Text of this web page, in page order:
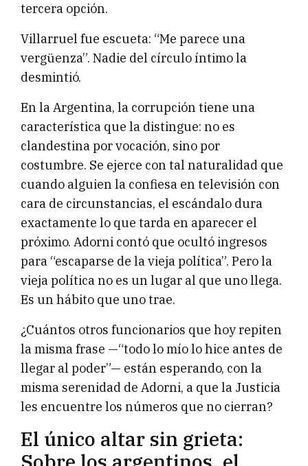
tercera opción.
Villarruel fue escueta: “Me parece una
vergüenza”. Nadie del círculo íntimo la
desmintió.
En la Argentina, la corrupción tiene una
característica que la distingue: no es
clandestina por vocación, sino por
costumbre. Se ejerce con tal naturalidad que
cuando alguien la confiesa en televisión con
cara de circunstancias, el escándalo dura
exactamente lo que tarda en aparecer el
próximo. Adorni contó que ocultó ingresos
para “escaparse de la vieja política”. Pero la
vieja política no es un lugar al que uno llega.
Es un hábito que uno trae.
¿Cuántos otros funcionarios que hoy repiten
la misma frase —“todo lo mío lo hice antes de
llegar al poder”— están esperando, con la
misma serenidad de Adorni, a que la Justicia
les encuentre los números que no cierran?
El único altar sin grieta: